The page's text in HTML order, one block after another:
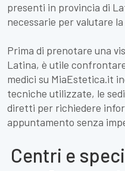
presenti in provincia di
necessarie per valutare
Prima di prenotare una
Latina, è utile
medici su MiaEstetica.it
tecniche utilizzate, le
diretti per richiedere
appuntamento senza
Centri e